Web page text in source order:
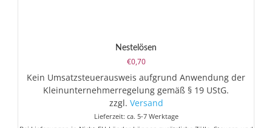
Nestelösen
€0,70
Kein Umsatzsteuerausweis aufgrund Anwendung der
Kleinunternehmerregelung gemäß § 19 UStG.
zzgl. Versand
Lieferzeit: ca. 5-7 Werktage